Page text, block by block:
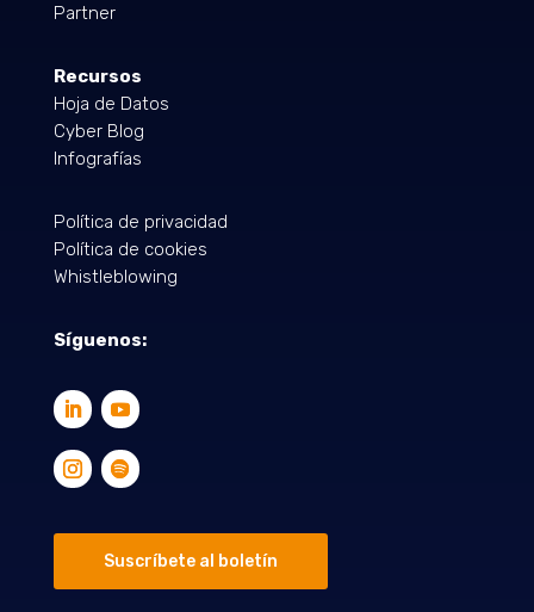
Partner
Recursos
Hoja de Datos
Cyber Blog
Infografías
Política de privacidad
Política de cookies
Whistleblowing
Síguenos:
Suscríbete al boletín